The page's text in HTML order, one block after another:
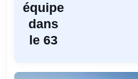
équipe
dans
le 63